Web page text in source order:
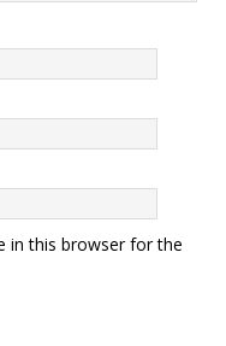
in this browser for the